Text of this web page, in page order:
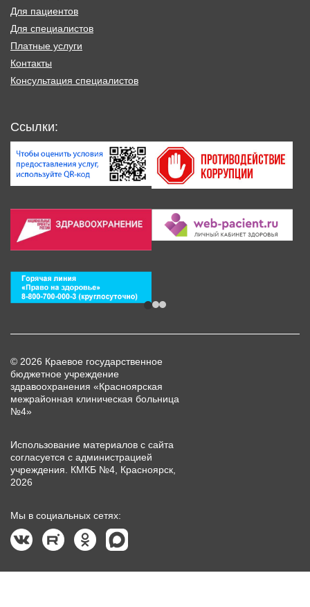
Для пациентов
Для специалистов
Платные услуги
Контакты
Консультация специалистов
Ссылки:
© 2026 Краевое государственное
бюджетное учреждение
здравоохранения «Красноярская
межрайонная клиническая больница
№4»
Использование материалов с сайта
согласуется с администрацией
учреждения. КМКБ №4, Красноярск,
2026
Мы в социальных сетях: